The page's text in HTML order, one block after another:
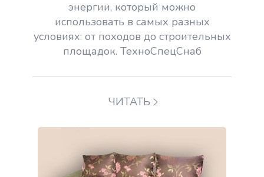
энергии, который можно
использовать в самых разных
условиях: от походов до строительных
площадок. ТехноСпецСнаб
ЧИТАТЬ